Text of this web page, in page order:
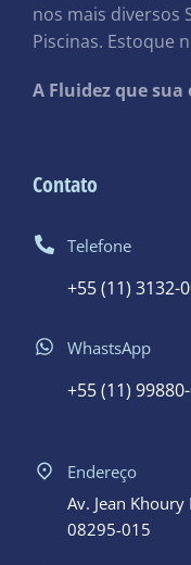
nos mais diversos
Piscinas. Estoque
A Fluidez que sua
Contato
Telefone
+55 (11) 3132-
WhastsApp
+55 (11)
Endereço
Av. Jean
08295-015